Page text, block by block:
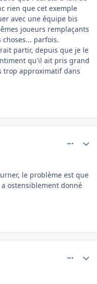
rien que cet exemple
avec une équipe bis
joueurs remplaçants
parfois.
partir, depuis que je le
qu'il ait pris grand
trop approximatif dans
le problème est que
ostensiblement donné